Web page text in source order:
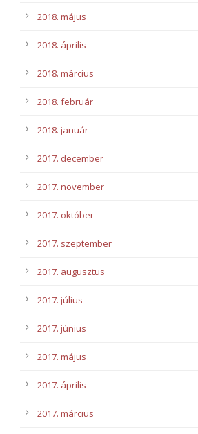
2018. május
2018. április
2018. március
2018. február
2018. január
2017. december
2017. november
2017. október
2017. szeptember
2017. augusztus
2017. július
2017. június
2017. május
2017. április
2017. március